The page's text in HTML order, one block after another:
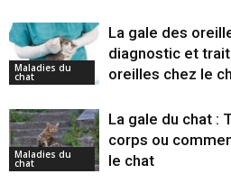
Maladies du
chat
La gale des
diagnostic et
oreilles chez le
Maladies du
chat
La gale du chat :
corps ou
le chat